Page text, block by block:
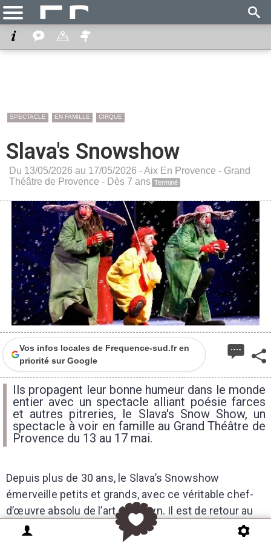
SPECTACLE EN FAMILLE CIRQUE
Slava's Snowshow
Du 13/05/2026 au 17/05/2026 -Aix En Provence - Grand
Théâtre de Provence - Dès 7 ans Terminé
Vos infos locales de Frequence-sud.fr en
priorité sur Google
Ils propagent leur bonne humeur dans le monde
entier avec un spectacle alliant poésie farces
et autres pitreries, le Slava's Snow Show, un
spectacle à voir en famille au Grand Théâtre de
Provence du 13 au 17 mai.
Depuis plus de 30 ans, le Slava’s Snowshow
émerveille petits et grands, avec ce véritable chef-
d’œuvre absolu de l’art du clown. Il est de retour au
Grand Théâtre pour 7 dates exceptionnelles.